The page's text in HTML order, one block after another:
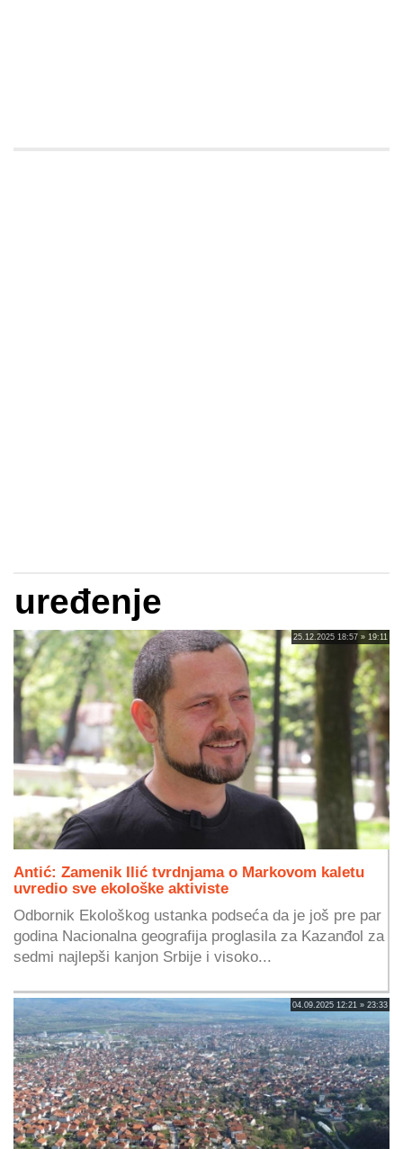
uređenje
25.12.2025 18:57 » 19:11
Antić: Zamenik Ilić tvrdnjama o Markovom kaletu
uvredio sve ekološke aktiviste
Odbornik Ekološkog ustanka podseća da je još pre par
godina Nacionalna geografija proglasila za Kazanđol za
sedmi najlepši kanjon Srbije i visoko...
04.09.2025 12:21 » 23:33